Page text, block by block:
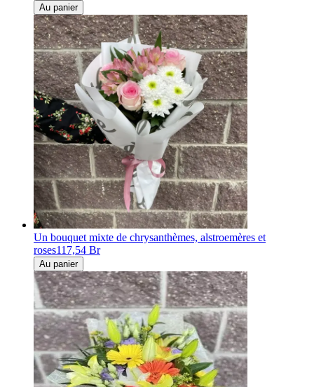
Au panier
Un bouquet mixte de chrysanthèmes, alstroemères et
roses117,54 Br
Au panier